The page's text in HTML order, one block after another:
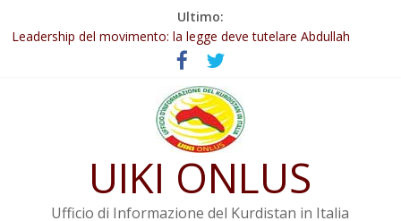
Ultimo:
Leadership del movimento: la legge deve tutelare Abdullah
Commissione donne del KNK: Şengal è di nuovo sotto minaccia
Non tenere conto della situazione di Rêber Apo ostacolerebbe
Il KNK chiede un’azione internazionale contro i crimini di guerra
Abdullah Öcalan: Le legge negativa deve essere trasformata in
UIKI ONLUS
Ufficio di Informazione del Kurdistan in Italia